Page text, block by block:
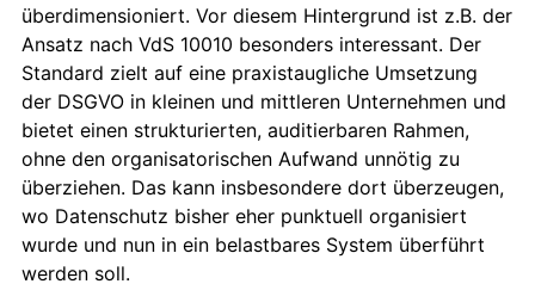
überdimensioniert. Vor diesem Hintergrund ist z.B. der
Ansatz nach VdS 10010 besonders interessant. Der
Standard zielt auf eine praxistaugliche Umsetzung
der DSGVO in kleinen und mittleren Unternehmen und
bietet einen strukturierten, auditierbaren Rahmen,
ohne den organisatorischen Aufwand unnötig zu
überziehen. Das kann insbesondere dort überzeugen,
wo Datenschutz bisher eher punktuell organisiert
wurde und nun in ein belastbares System überführt
werden soll.